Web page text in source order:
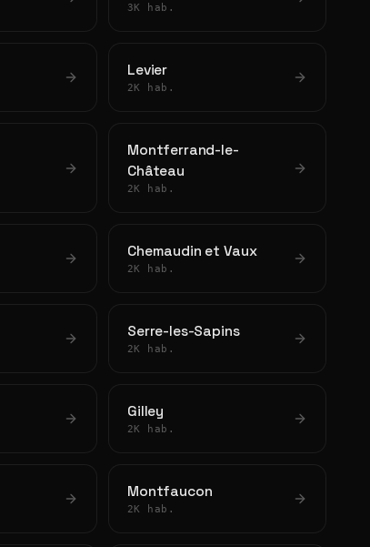
3K hab.
Levier
2K hab.
Montferrand-le-
Château
2K hab.
Chemaudin et Vaux
2K hab.
Serre-les-Sapins
2K hab.
Gilley
2K hab.
Montfaucon
2K hab.